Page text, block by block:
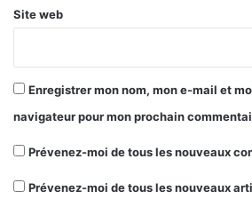
Site web
Enregistrer mon nom, mon e-mail et
navigateur pour mon prochain
Prévenez-moi de tous les nouveaux
Prévenez-moi de tous les nouveaux